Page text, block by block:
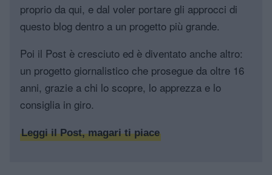
proprio da qui, e dal voler portare gli approcci di
questo blog dentro a un progetto più grande.
Poi il Post è cresciuto ed è diventato anche altro:
un progetto giornalistico che prosegue da oltre 16
anni, grazie a chi lo scopre, lo apprezza e lo
consiglia in giro.
Leggi il Post, magari ti piace